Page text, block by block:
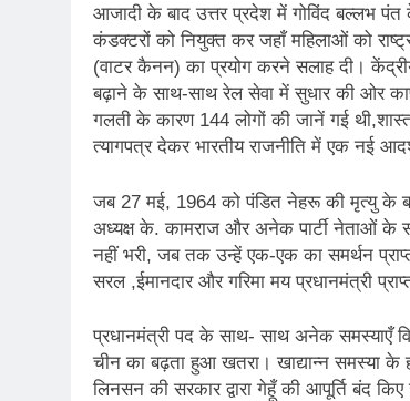
आजादी के बाद उत्तर प्रदेश में गोविंद बल्लभ पंत
कंडक्टरों को नियुक्त कर जहाँ महिलाओं को
(वाटर कैनन) का प्रयोग करने सलाह दी।
बढ़ाने के साथ-साथ रेल सेवा में सुधार की ओर
गलती के कारण 144 लोगों की जानें गई
त्यागपत्र देकर भारतीय राजनीति में एक नई
जब 27 मई, 1964 को पंडित नेहरू की मृत्यु के
अध्यक्ष के. कामराज और अनेक पार्टी नेताओं के
नहीं भरी, जब तक उन्हें एक-एक का समर्थन
सरल ,ईमानदार और गरिमा मय प्रधानमंत्री
प्रधानमंत्री पद के साथ- साथ अनेक समस्याएँ
चीन का बढ़ता हुआ खतरा। खाद्यान्न समस्या
लिनसन की सरकार द्वारा गेहूँ की आपूर्ति बंद